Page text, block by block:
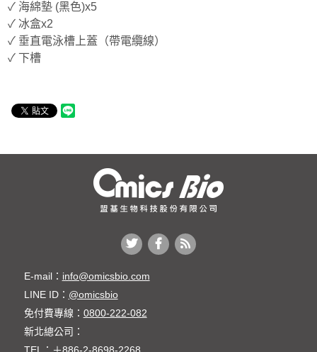
✓ 海綿墊 (黑色)x5
✓ 冰盒x2
✓ 垂直電泳槽上蓋（帶電纜線）
✓ 下槽
E-mail： info@omicsbio.com
LINE ID： @omicsbio
免付費專線： 0800-222-082
新北總公司：